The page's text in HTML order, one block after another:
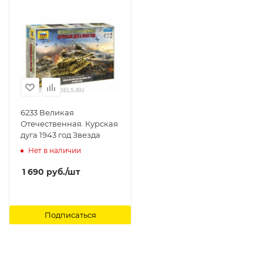
6233 Великая
Отечественная. Курская
дуга 1943 год Звезда
Нет в наличии
1 690 руб./шт
Подписаться